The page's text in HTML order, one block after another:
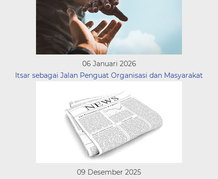
06 Januari 2026
Itsar sebagai Jalan Penguat Organisasi dan Masyarakat
09 Desember 2025